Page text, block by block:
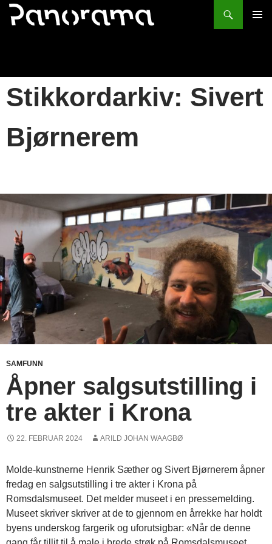
Søk
HOPP
Stikkordarkiv: Sivert
Bjørnerem
SAMFUNN
Åpner salgsutstilling i
tre akter i Krona
22. FEBRUAR 2024 ARILD JOHAN WAAGBØ
Molde-kunstnerne Henrik Sæther og Sivert Bjørnerem åpner
fredag en salgsutstilling i tre akter i Krona på
Romsdalsmuseet. Det melder museet i en pressemelding.
Museet skriver skriver at de to gjennom en årrekke har holdt
byens underskog fargerik og uforutsigbar: «Når de denne